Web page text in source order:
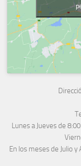
Lunes a Jueves de
En los meses de Julio